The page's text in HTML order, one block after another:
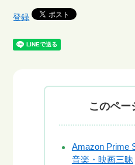
登録
このペー
Amazon Prime
音楽・映画三昧